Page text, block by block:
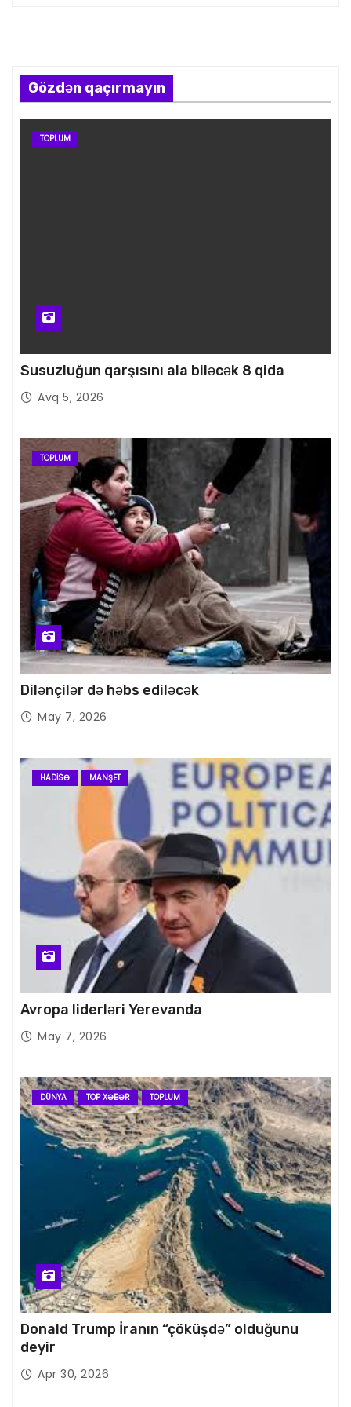
Gözdən qaçırmayın
TOPLUM
Susuzluğun qarşısını ala biləcək 8 qida
Avq 5, 2026
TOPLUM
Dilənçilər də həbs ediləcək
May 7, 2026
HADISƏ MANŞET
Avropa liderləri Yerevanda
May 7, 2026
DÜNYA TOP XƏBƏR TOPLUM
Donald Trump İranın “çöküşdə” olduğunu
deyir
Apr 30, 2026